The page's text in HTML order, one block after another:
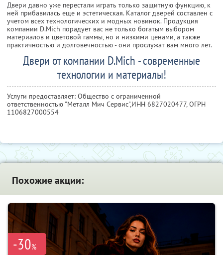
Двери давно уже перестали играть только защитную функцию, к
ней прибавилась еще и эстетическая. Каталог дверей составлен с
учетом всех технологических и модных новинок. Продукция
компании D.Mich порадует вас не только богатым выбором
материалов и цветовой гаммы, но и низкими ценами, а также
практичностью и долговечностью - они прослужат вам много лет.
Двери от компании D.Mich - современные
технологии и материалы!
Услуги предоставляет: Общество с ограниченной
ответственностью "Металл Мич Сервис",ИНН 6827020477, ОГРН
1106827000554
Похожие акции:
-30%